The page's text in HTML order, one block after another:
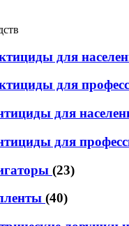
для
для
для
для
(23)
(40)